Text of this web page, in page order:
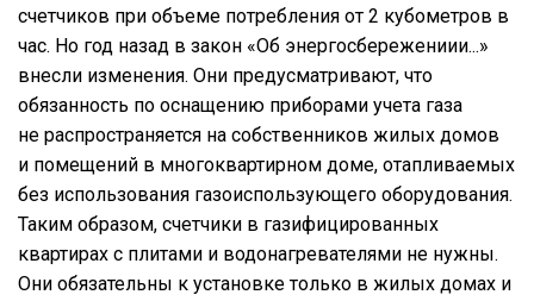
счетчиков при объеме потребления от 2 кубометров в
час. Но год назад в закон «Об энергосбережениии...»
внесли изменения. Они предусматривают, что
обязанность по оснащению приборами учета газа
не распространяется на собственников жилых домов
и помещений в многоквартирном доме, отапливаемых
без использования газоиспользующего оборудования.
Таким образом, счетчики в газифицированных
квартирах с плитами и водонагревателями не нужны.
Они обязательны к установке только в жилых домах и